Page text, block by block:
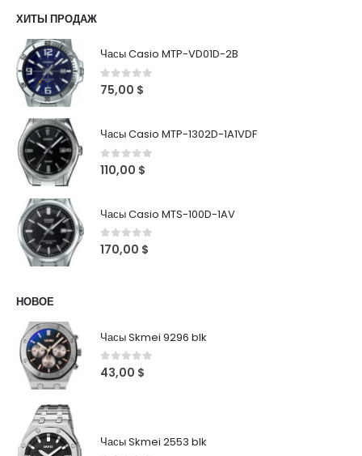
ХИТЫ ПРОДАЖ
Часы Casio MTP-VD01D-2B
0out of 5
75,00 $
Часы Casio MTP-1302D-1A1VDF
0out of 5
110,00 $
Часы Casio MTS-100D-1AV
0out of 5
170,00 $
НОВОЕ
Часы Skmei 9296 blk
0 out of 5
43,00 $
Часы Skmei 2553 blk